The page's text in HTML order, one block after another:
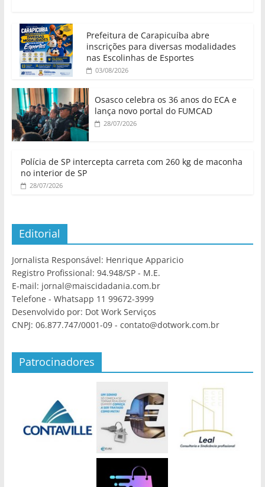
Prefeitura de Carapicuíba abre
inscrições para diversas modalidades
nas Escolinhas de Esportes
03/08/2026
Osasco celebra os 36 anos do ECA e
lança novo portal do FUMCAD
28/07/2026
Polícia de SP intercepta carreta com 260 kg de maconha
no interior de SP
28/07/2026
Editorial
Jornalista Responsável: Henrique Apparicio
Registro Profissional: 94.948/SP - M.E.
E-mail: jornal@maiscidadania.com.br
Telefone - Whatsapp 11 99672-3999
Desenvolvido por: Dot Work Serviços
CNPJ: 06.877.747/0001-09 - contato@dotwork.com.br
Patrocinadores